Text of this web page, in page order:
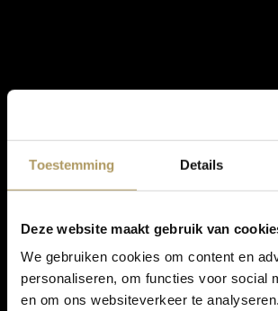
Toestemming Details
Deze website maakt gebruik van
We gebruiken cookies om content en
personaliseren, om functies voor social
en om ons websiteverkeer te